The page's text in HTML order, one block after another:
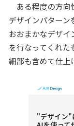
ある程度の方向
デザインパターン
おおまかなデザ
を行なってくれ
細部も含めて仕上